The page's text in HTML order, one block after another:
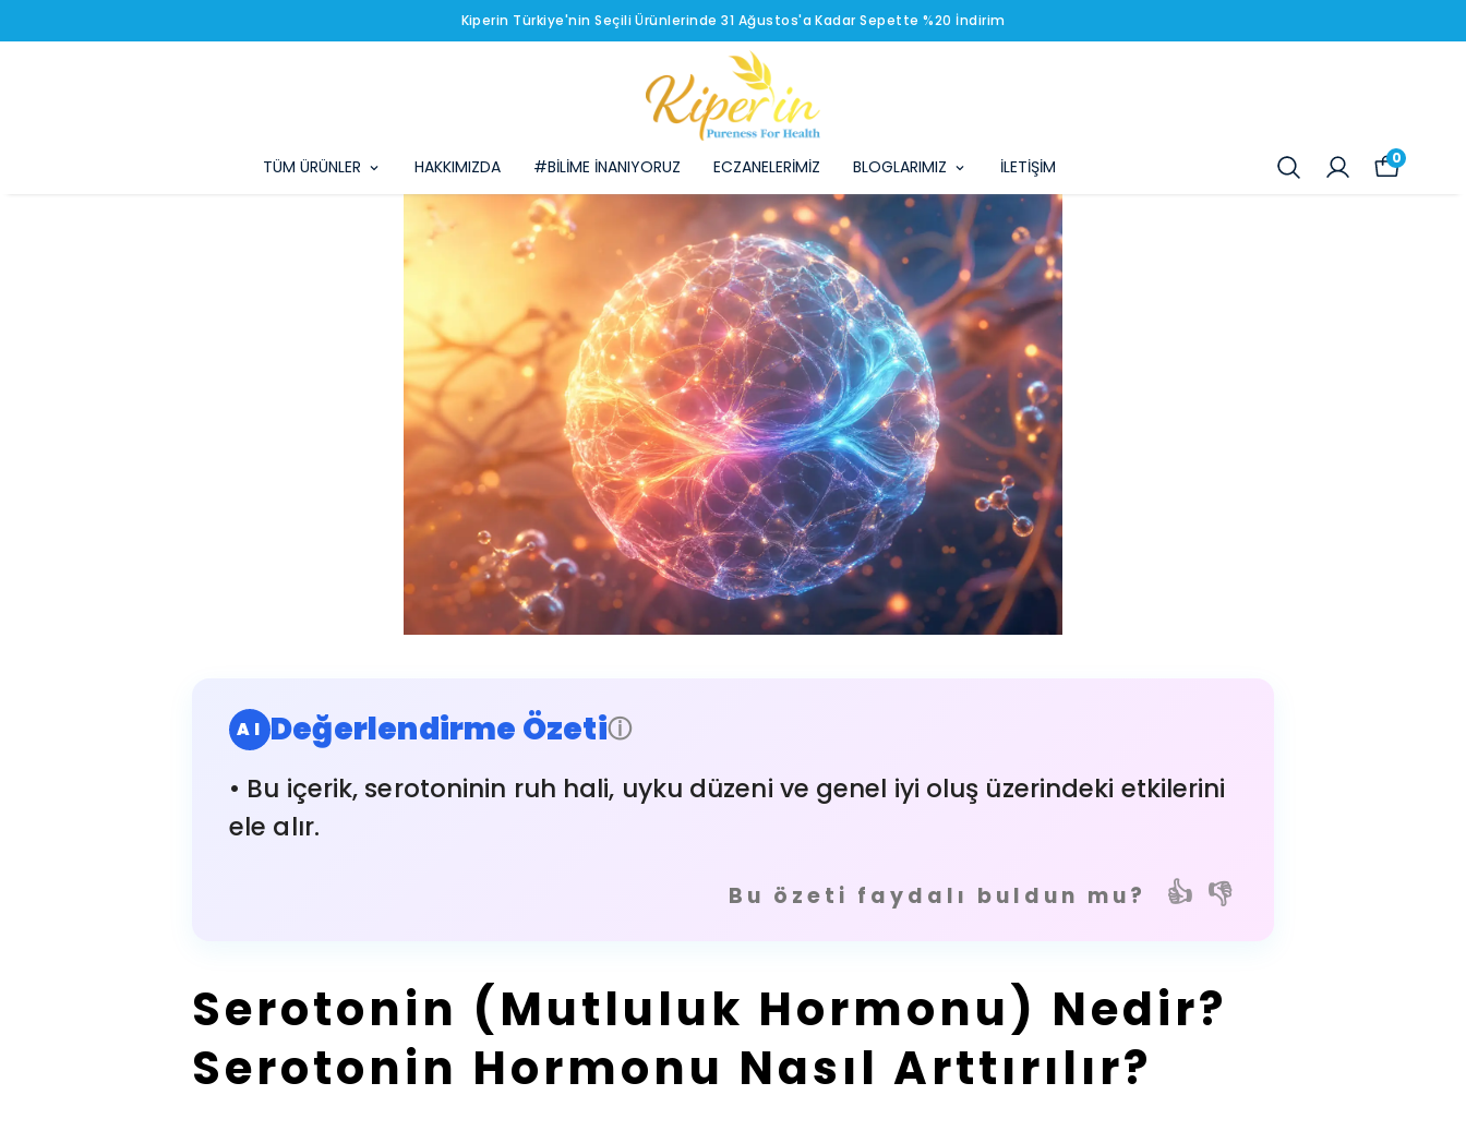
Kiperin Türkiye'nin Seçili Ürünlerinde 31 Ağustos'a Kadar Sepette %20 İndirim
TÜM ÜRÜNLER HAKKIMIZDA #BİLİME İNANIYORUZ ECZANELERİMİZ BLOGLARIMIZ İLETİŞİM 0
AI Değerlendirme Özetiⓘ
• Bu içerik, serotoninin ruh hali, uyku düzeni ve genel iyi oluş üzerindeki etkilerini
ele alır.
Bu özeti faydalı buldun mu? 👍 👎
Serotonin (Mutluluk Hormonu) Nedir?
Serotonin Hormonu Nasıl Arttırılır?